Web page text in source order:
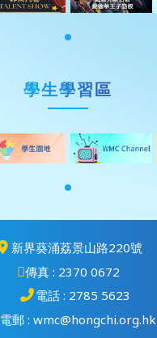
學生學習區
新界葵涌荔景山路220號
傳真 : 2370 0672
電話 : 2785 5623
電郵 : wmc@hongchi.org.hk